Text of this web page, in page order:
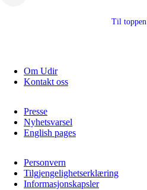
Til toppen
Om Udir
Kontakt oss
Presse
Nyhetsvarsel
English pages
Personvern
Tilgjengelighetserklæring
Informasjonskapsler